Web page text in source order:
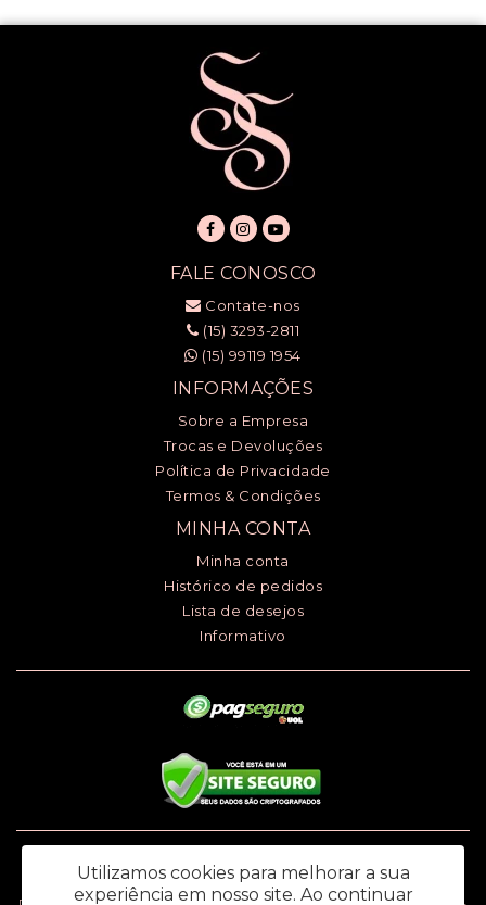
FALE CONOSCO
Contate-nos
(15) 3293-2811
(15) 99119 1954
INFORMAÇÕES
Sobre a Empresa
Trocas e Devoluções
Política de Privacidade
Termos & Condições
MINHA CONTA
Minha conta
Histórico de pedidos
Lista de desejos
Informativo
669.979.145.118
Utilizamos cookies para melhorar a sua
experiência em nosso site. Ao continuar